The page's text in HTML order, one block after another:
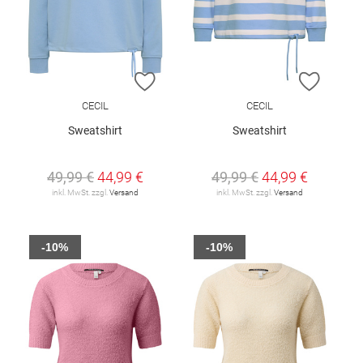
ZUR WUNSCHLISTE HINZUFÜGEN
CECIL
Sweatshirt
49,99 €44,99 €
inkl. MwSt. zzgl.Versand
ZUR
CECIL
Sweatshirt
49,99 €44,99 €
inkl. MwSt. zzgl.Versand
-10% -10%